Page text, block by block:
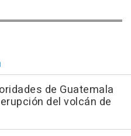
de Guatemala
del volcán de